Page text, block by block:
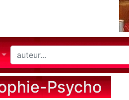
Psycho